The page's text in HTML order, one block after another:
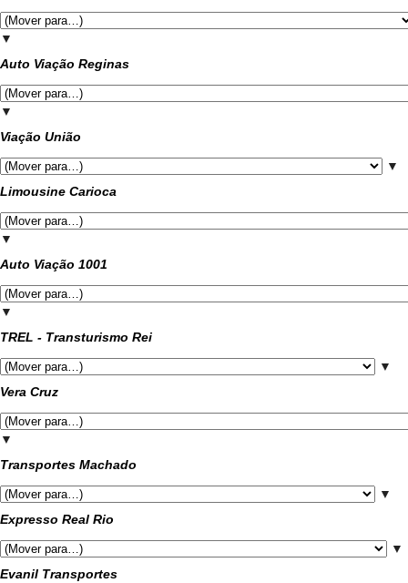
▼
Auto Viação Reginas
▼
Viação União
▼
Limousine Carioca
▼
Auto Viação 1001
▼
TREL - Transturismo Rei
▼
Vera Cruz
▼
Transportes Machado
▼
Expresso Real Rio
▼
Evanil Transportes